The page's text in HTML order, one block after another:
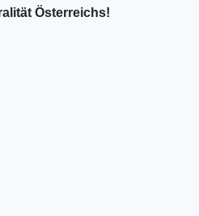
Österreichs!